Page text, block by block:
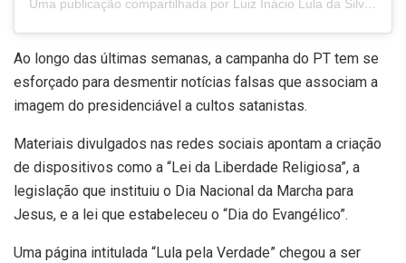
Uma publicação compartilhada por Luiz Inácio Lula da Silva (@lulaoficial)
Ao longo das últimas semanas, a campanha do PT tem se
esforçado para desmentir notícias falsas que associam a
imagem do presidenciável a cultos satanistas.
Materiais divulgados nas redes sociais apontam a criação
de dispositivos como a “Lei da Liberdade Religiosa”, a
legislação que instituiu o Dia Nacional da Marcha para
Jesus, e a lei que estabeleceu o “Dia do Evangélico”.
Uma página intitulada “Lula pela Verdade” chegou a ser